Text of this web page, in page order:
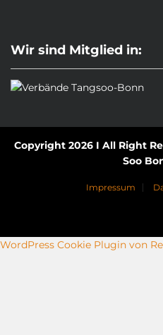
Wir sind Mitglied in:
Copyright 2026 I All Right
Soo
Impressum
WordPress Cookie Plugin von